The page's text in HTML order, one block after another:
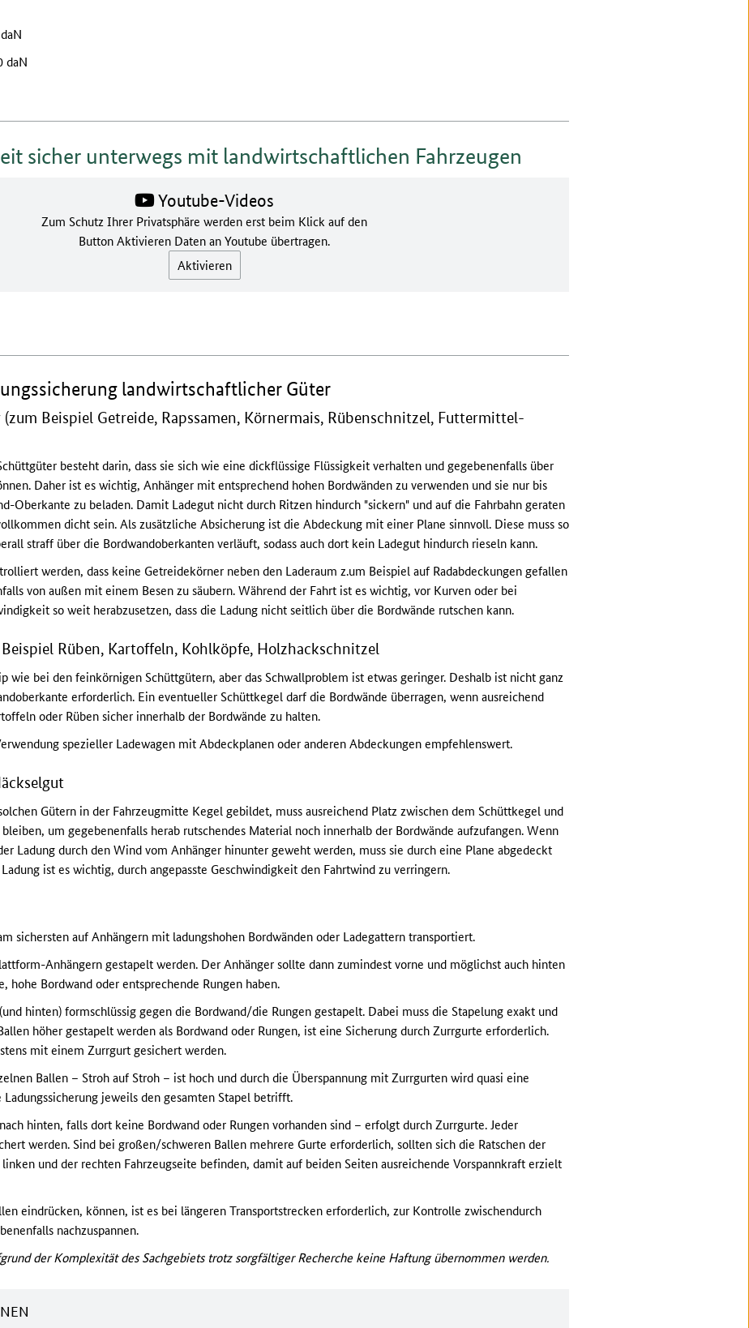
daN
sicher unterwegs mit landwirtschaftlichen Fahrzeugen
Youtube-Videos
Zum Schutz Ihrer Privatsphäre werden erst beim Klick auf den
Button Aktivieren Daten an Youtube übertragen.
Aktivieren
landwirtschaftlicher Güter
Beispiel Getreide, Rapssamen, Körnermais, Rübenschnitzel, Futtermittel-
besteht darin, dass sie sich wie eine dickflüssige Flüssigkeit verhalten und gegebenenfalls über
Daher ist es wichtig, Anhänger mit entsprechend hohen Bordwänden zu verwenden und sie nur bis
Oberkante zu beladen. Damit Ladegut nicht durch Ritzen hindurch "sickern" und auf die Fahrbahn geraten
dicht sein. Als zusätzliche Absicherung ist die Abdeckung mit einer Plane sinnvoll. Diese muss so
straff über die Bordwandoberkanten verläuft, sodass auch dort kein Ladegut hindurch rieseln kann.
werden, dass keine Getreidekörner neben den Laderaum z.um Beispiel auf Radabdeckungen gefallen
von außen mit einem Besen zu säubern. Während der Fahrt ist es wichtig, vor Kurven oder bei
so weit herabzusetzen, dass die Ladung nicht seitlich über die Bordwände rutschen kann.
Rüben, Kartoffeln, Kohlköpfe, Holzhackschnitzel
wie bei den feinkörnigen Schüttgütern, aber das Schwallproblem ist etwas geringer. Deshalb ist nicht ganz
erforderlich. Ein eventueller Schüttkegel darf die Bordwände überragen, wenn ausreichend
oder Rüben sicher innerhalb der Bordwände zu halten.
spezieller Ladewagen mit Abdeckplanen oder anderen Abdeckungen empfehlenswert.
Gütern in der Fahrzeugmitte Kegel gebildet, muss ausreichend Platz zwischen dem Schüttkegel und
um gegebenenfalls herab rutschendes Material noch innerhalb der Bordwände aufzufangen. Wenn
Ladung durch den Wind vom Anhänger hinunter geweht werden, muss sie durch eine Plane abgedeckt
ist es wichtig, durch angepasste Geschwindigkeit den Fahrtwind zu verringern.
sichersten auf Anhängern mit ladungshohen Bordwänden oder Ladegattern transportiert.
Anhängern gestapelt werden. Der Anhänger sollte dann zumindest vorne und möglichst auch hinten
hohe Bordwand oder entsprechende Rungen haben.
hinten) formschlüssig gegen die Bordwand/die Rungen gestapelt. Dabei muss die Stapelung exakt und
höher gestapelt werden als Bordwand oder Rungen, ist eine Sicherung durch Zurrgurte erforderlich.
mit einem Zurrgurt gesichert werden.
Ballen – Stroh auf Stroh – ist hoch und durch die Überspannung mit Zurrgurten wird quasi eine
Ladungssicherung jeweils den gesamten Stapel betrifft.
hinten, falls dort keine Bordwand oder Rungen vorhanden sind – erfolgt durch Zurrgurte. Jeder
werden. Sind bei großen/schweren Ballen mehrere Gurte erforderlich, sollten sich die Ratschen der
und der rechten Fahrzeugseite befinden, damit auf beiden Seiten ausreichende Vorspannkraft erzielt
eindrücken, können, ist es bei längeren Transportstrecken erforderlich, zur Kontrolle zwischendurch
nachzuspannen.
der Komplexität des Sachgebiets trotz sorgfältiger Recherche keine Haftung übernommen werden.